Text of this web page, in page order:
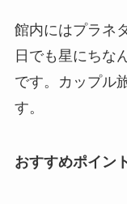
館内にはプラネ
日でも星にちな
です。カップル
す。
おすすめポイン